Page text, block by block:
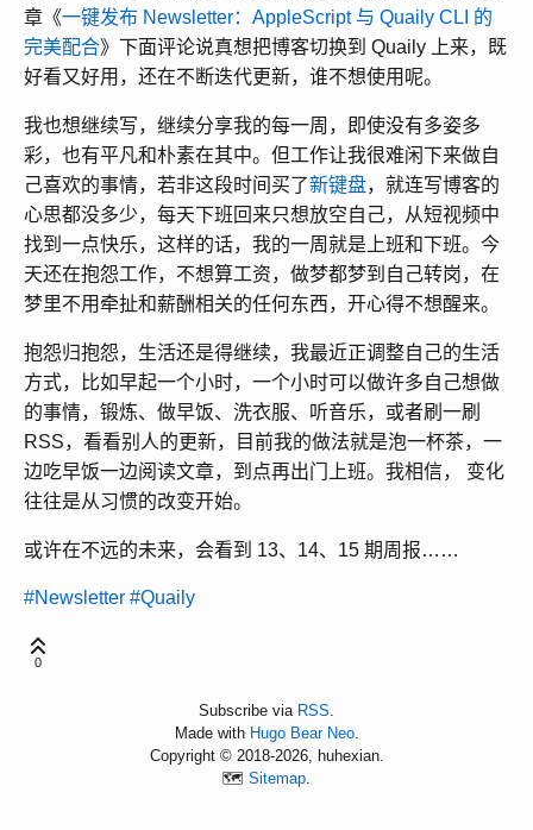
章《一键发布 Newsletter：AppleScript 与 Quaily CLI 的
完美配合》下面评论说真想把博客切换到 Quaily 上来，既
好看又好用，还在不断迭代更新，谁不想使用呢。
我也想继续写，继续分享我的每一周，即使没有多姿多
彩，也有平凡和朴素在其中。但工作让我很难闲下来做自
己喜欢的事情，若非这段时间买了新键盘，就连写博客的
心思都没多少，每天下班回来只想放空自己，从短视频中
找到一点快乐，这样的话，我的一周就是上班和下班。今
天还在抱怨工作，不想算工资，做梦都梦到自己转岗，在
梦里不用牵扯和薪酬相关的任何东西，开心得不想醒来。
抱怨归抱怨，生活还是得继续，我最近正调整自己的生活
方式，比如早起一个小时，一个小时可以做许多自己想做
的事情，锻炼、做早饭、洗衣服、听音乐，或者刷一刷
RSS，看看别人的更新，目前我的做法就是泡一杯茶，一
边吃早饭一边阅读文章，到点再出门上班。我相信， 变化
往往是从习惯的改变开始。
或许在不远的未来，会看到 13、14、15 期周报……
#Newsletter #Quaily
0
Subscribe via RSS
Made with Hugo Bear Neo.
Copyright © 2018-2026, huhexian.
🗺️ Sitemap